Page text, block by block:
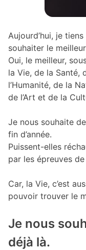
Aujourd’hui, je
souhaiter le
Oui, le meilleur,
la Vie, de la Santé,
l’Humanité, de la
de l’Art et de la
Je nous souhaite
fin d’année.
Puissent-elles
par les épreuves
Car, la Vie, c’est
pouvoir trouver le
Je nous
déjà là.